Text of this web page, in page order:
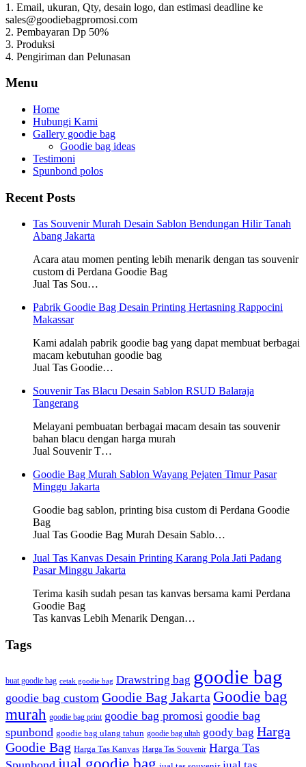
1. Email, ukuran, Qty, desain logo, dan estimasi deadline ke
sales@goodiebagpromosi.com
2. Pembayaran Dp 50%
3. Produksi
4. Pengiriman dan Pelunasan
Menu
Home
Hubungi Kami
Gallery goodie bag
Goodie bag ideas
Testimoni
Spunbond polos
Recent Posts
Tas Souvenir Murah Desain Sablon Bendungan Hilir Tanah
Abang Jakarta
Acara atau momen penting lebih menarik dengan tas souvenir
custom di Perdana Goodie Bag
Jual Tas Sou…
Pabrik Goodie Bag Desain Printing Hertasning Rappocini
Makassar
Kami adalah pabrik goodie bag yang dapat membuat berbagai
macam kebutuhan goodie bag
Jual Tas Goodie…
Souvenir Tas Blacu Desain Sablon RSUD Balaraja
Tangerang
Melayani pembuatan berbagai macam desain tas souvenir
bahan blacu dengan harga murah
Jual Souvenir T…
Goodie Bag Murah Sablon Wayang Pejaten Timur Pasar
Minggu Jakarta
Goodie bag sablon, printing bisa custom di Perdana Goodie
Bag
Jual Tas Goodie Bag Murah Desain Sablo…
Jual Tas Kanvas Desain Printing Karang Pola Jati Padang
Pasar Minggu Jakarta
Terima kasih sudah pesan tas kanvas bersama kami Perdana
Goodie Bag
Tas kanvas Lebih Menarik Dengan…
Tags
buat goodie bag cetak goodie bag Drawstring bag goodie bag
goodie bag custom Goodie Bag Jakarta Goodie bag
murah goodie bag print goodie bag promosi goodie bag
spunbond goodie bag ulang tahun goodie bag ultah goody bag Harga
Goodie Bag Harga Tas Kanvas Harga Tas Souvenir Harga Tas